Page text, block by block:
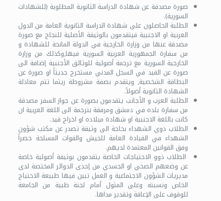
صورة مصدقة عن شهادة الدراسة الثانوية المطلوبة (للشهادات
السورية).
الطلبة الحاصلون على شهادة الدراسة الثانوية العامة من الدول
العربية او الاجنبية فيتقدمون بالوثيقة الأصلية للنجاح مع صورة
مصدقة عنها من وزارة الخارجية في الدولة المانحة للشهادة و
من سفارة الجمهورية العربية السورية فيها,وكذلك من وزارة
الخارجية السورية مع ترجمة أصولية للوثائق الأجنبية إضافة الى
صورة عن القيد في السجل المدني مستخرج جديثاً او صورة عن
البطاقة الشخصية, ويتقدم بصفة مشروطة ريثما تتم معادلة
الشهادة الثانوية أصولاً.
الطلبة العرب و الأجانب يتقدمون بصورة عن جواز السفر مصدقة
من سفارة بلده في دمشق ومرفقة بترجمة الى اللغة العربية ان
كانت باللغة الاجنبية او شهادة ميلاده او اخراج قيد.
الطلاب ذوي الشهداء بحاجة الى وثيقة تصدر عن مكتب شؤون
الشهداء في القيادة العامة للجيش والقوات المسلحة حصراً
وفق القوانين المعتمدة لديهم.
الطلاب ذوو الاحتياجات الخاصة يتقدمون بوثيقة أصولية خاصة
عن وضعهم الصحي او الجسدي من إحدى الدوائر المختصة لدى
مديريات الشؤون الاجتماعية و العمل تبين فيها طبيعة الاحتياج
الخاص ونسبته وعلى المثول أمام لجنة طبية من الجامعة
للوقوف على الإعاقة وتقدير مداها.